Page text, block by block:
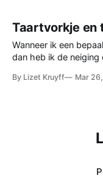
Taartvorkje en
Wanneer ik een
dan heb ik de
Anne Wilson en Eric
By Lizet Kruyff Mar